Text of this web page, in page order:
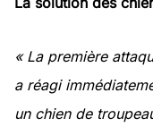
« La première
a réagi
un chien de